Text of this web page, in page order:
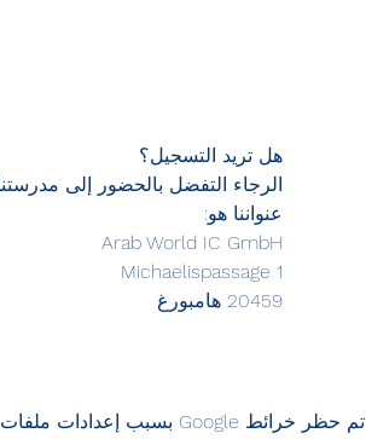
هل تريد التسجيل؟
الرجاء التفضل بالحضور إلى
عنواننا هو:
Arab World IC GmbH
Michaelispassage 1
20459 هامبورغ
تم حظر خرائط Google بسبب إعدادات ملفات تعريف الارتباط التحليلية والوظيفية لديك.